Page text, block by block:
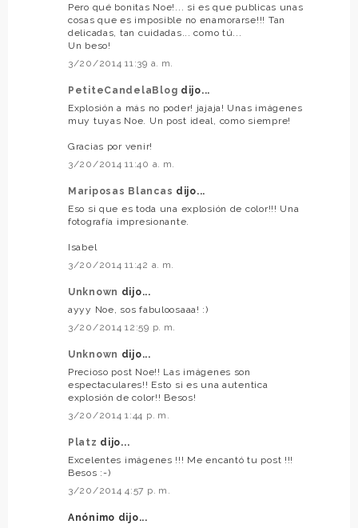
Pero qué bonitas Noe!... si es que publicas unas
cosas que es imposible no enamorarse!!! Tan
delicadas, tan cuidadas... como tú...
Un beso!
3/20/2014 11:39 a. m.
PetiteCandelaBlog dijo...
Explosión a más no poder! jajaja! Unas imágenes
muy tuyas Noe. Un post ideal, como siempre!
Gracias por venir!
3/20/2014 11:40 a. m.
Mariposas Blancas dijo...
Eso si que es toda una explosión de color!!! Una
fotografía impresionante.
Isabel
3/20/2014 11:42 a. m.
Unknown dijo...
ayyy Noe, sos fabuloosaaa! :)
3/20/2014 12:59 p. m.
Unknown dijo...
Precioso post Noe!! Las imágenes son
espectaculares!! Esto si es una autentica
explosión de color!! Besos!
3/20/2014 1:44 p. m.
Platz dijo...
Excelentes imágenes !!! Me encantó tu post !!!
Besos :-)
3/20/2014 4:57 p. m.
Anónimo dijo...